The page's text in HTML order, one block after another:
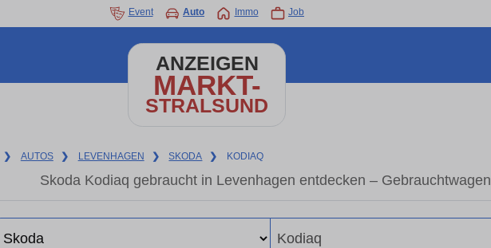
Event Auto Immo Job
ANZEIGEN
MARKT-
STRALSUND
❯ AUTOS ❯ LEVENHAGEN ❯ SKODA ❯ KODIAQ
Skoda Kodiaq gebraucht in Levenhagen entdecken –